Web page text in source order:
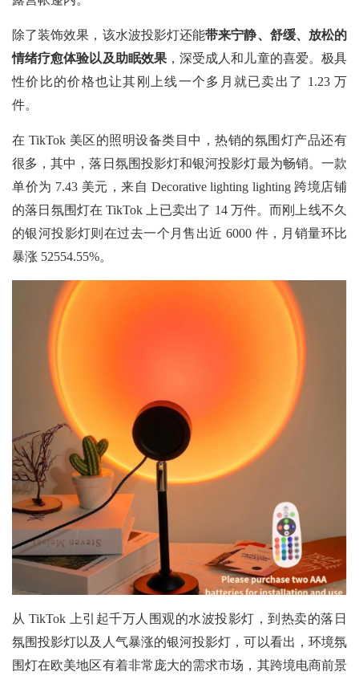
除了装饰效果，该水波投影灯还能带来宁静、舒缓、放松的
情绪疗愈体验以及助眠效果，深受成人和儿童的喜爱。极具
性价比的价格也让其刚上线一个多月就已卖出了 1.23 万
件。
在 TikTok 美区的照明设备类目中，热销的氛围灯产品还有
很多，其中，落日氛围投影灯和银河投影灯最为畅销。一款
单价为 7.43 美元，来自 Decorative lighting lighting 跨境店铺
的落日氛围灯在 TikTok 上已卖出了 14 万件。而刚上线不久
的银河投影灯则在过去一个月售出近 6000 件，月销量环比
暴涨 52554.55%。
从 TikTok 上引起千万人围观的水波投影灯，到热卖的落日
氛围投影灯以及人气暴涨的银河投影灯，可以看出，环境氛
围灯在欧美地区有着非常庞大的需求市场，其跨境电商前景